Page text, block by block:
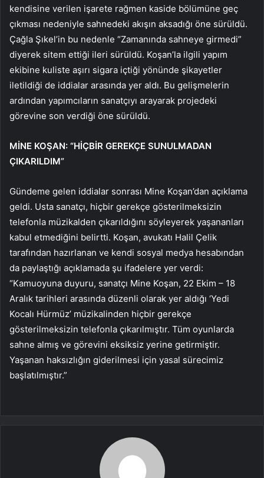
kendisine verilen işarete rağmen kaside bölümüne geç
çıkması nedeniyle sahnedeki akışın aksadığı öne sürüldü.
Çağla Şıkel’in bu nedenle “Zamanında sahneye girmedi”
diyerek sitem ettiği ileri sürüldü. Koşan’la ilgili yapım
ekibine kuliste aşırı sigara içtiği yönünde şikayetler
iletildiği de iddialar arasında yer aldı. Bu gelişmelerin
ardından yapımcıların sanatçıyı arayarak projedeki
görevine son verdiği öne sürüldü.
MİNE KOŞAN: “HİÇBİR GEREKÇE SUNULMADAN
ÇIKARILDIM”
Gündeme gelen iddialar sonrası Mine Koşan’dan açıklama
geldi. Usta sanatçı, hiçbir gerekçe gösterilmeksizin
telefonla müzikalden çıkarıldığını söyleyerek yaşananları
kabul etmediğini belirtti. Koşan, avukatı Halil Çelik
tarafından hazırlanan ve kendi sosyal medya hesabından
da paylaştığı açıklamada şu ifadelere yer verdi:
“Kamuoyuna duyuru, sanatçı Mine Koşan, 22 Ekim – 18
Aralık tarihleri arasında düzenli olarak yer aldığı ‘Yedi
Kocalı Hürmüz’ müzikalinden hiçbir gerekçe
gösterilmeksizin telefonla çıkarılmıştır. Tüm oyunlarda
sahne almış ve görevini eksiksiz yerine getirmiştir.
Yaşanan haksızlığın giderilmesi için yasal sürecimiz
başlatılmıştır.”